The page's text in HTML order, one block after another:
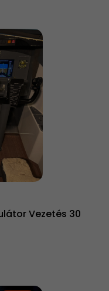
Vezetés 30